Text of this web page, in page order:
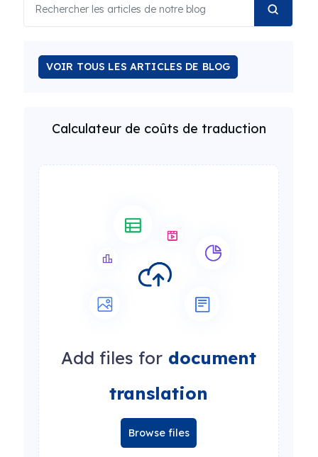
VOIR TOUS LES ARTICLES DE BLOG
Calculateur de coûts de traduction
Add files for document
translation
Browse files